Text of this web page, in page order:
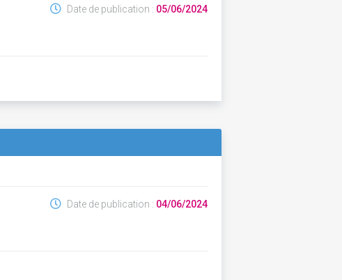
Date de publication : 05/06/2024
Date de publication : 04/06/2024